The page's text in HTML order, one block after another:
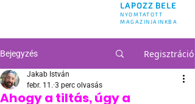
LAPOZZ BELE
NYOMTATOTT
MAGAZINJAINKBA
Bejegyzés Regisztráció
Ahogy a tiltás, úgy a
Jakab István
febr. 11. 3 perc olvasás